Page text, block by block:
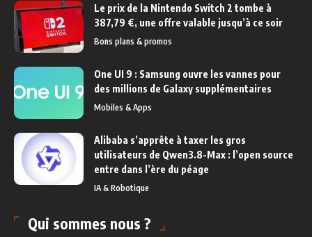
Le prix de la Nintendo Switch 2 tombe à
387,79 €, une offre valable jusqu’à ce soir
Bons plans & promos
One UI 9 : Samsung ouvre les vannes pour
des millions de Galaxy supplémentaires
Mobiles & Apps
Alibaba s’apprête à taxer les gros
utilisateurs de Qwen3.8-Max : l’open source
entre dans l’ère du péage
IA & Robotique
Qui sommes nous ?